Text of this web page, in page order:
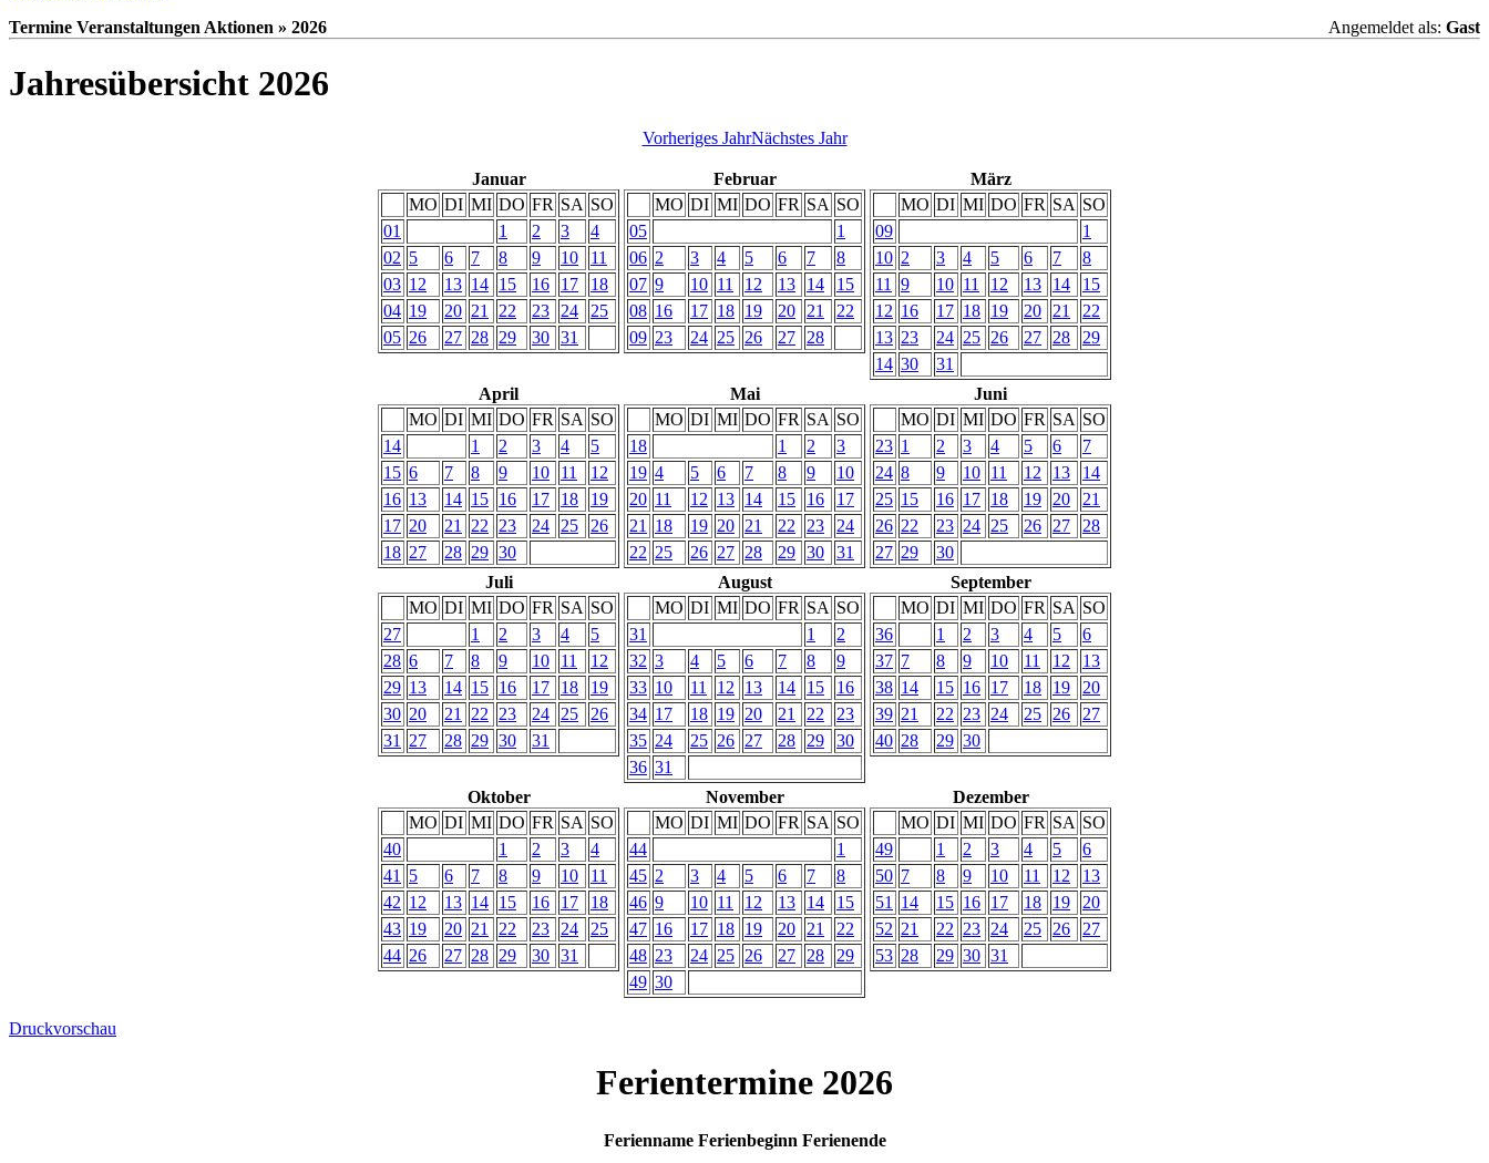
Termine Veranstaltungen Aktionen » 2026
Angemeldet als: Gast
Jahresübersicht 2026
Vorheriges JahrNächstes Jahr
Januar
MO DI MI DO FR SA SO
01
1 2 3
4
02 5 6 7 8 9 10
11
03 12 13 14 15 16 17
18
04 19 20 21 22 23 24
25
05 26 27 28 29 30 31
Februar
MO DI MI DO FR SA SO
05
1
06 2 3 4 5 6 7
8
07 9 10 11 12 13 14
15
08 16 17 18 19 20 21
22
09 23 24 25 26 27 28
März
MO DI MI DO FR SA SO
09
1
10 2 3 4 5 6 7
8
11
9 10 11 12 13 14
15
12 16 17 18 19 20 21
22
13 23 24 25 26 27 28
29
14 30
31
April
MO DI MI DO FR SA SO
14
1 2 3 4
5
15 6 7 8 9 10 11
12
16 13 14 15 16 17 18
19
17 20 21 22 23 24 25
26
18 27 28 29 30
Mai
MO DI MI DO FR SA SO
18
1 2
3
19 4 5 6 7 8 9
10
20 11 12 13 14 15 16
17
21
18 19 20 21 22 23
24
22 25 26 27 28 29 30 31
Juni
MO DI MI DO FR SA SO
23 1 2 3 4 5 6
7
24 8 9 10 11 12 13
14
25 15 16 17 18 19 20
21
26 22 23 24 25 26 27
28
27 29
30
Juli
MO DI MI DO FR SA SO
27
1 2 3 4
5
28 6 7 8 9 10 11
12
29 13 14 15 16 17 18
19
30 20 21 22 23 24 25
26
31
27 28 29 30 31
August
MO DI MI DO FR SA SO
31
1
2
32 3 4 5 6 7 8
9
33 10 11 12 13 14 15
16
34 17 18 19 20 21 22
23
35 24 25 26 27 28 29
30
36 31
September
MO DI MI DO FR SA SO
36
1 2 3 4 5
6
37 7 8 9 10 11 12
13
38 14 15 16 17 18 19
20
39 21 22 23 24 25 26
27
40 28 29 30
Oktober
MO DI MI DO FR SA SO
40
1 2 3
4
41
5 6 7 8 9 10
11
42 12 13 14 15 16 17
18
43 19 20 21 22 23 24
25
44 26 27 28 29 30 31
November
MO DI MI DO FR SA SO
44
1
45 2 3 4 5 6 7
8
46 9 10 11 12 13 14
15
47 16 17 18 19 20 21
22
48 23 24 25 26 27 28
29
49 30
Dezember
MO DI MI DO FR SA SO
49
1 2 3 4 5
6
50 7 8 9 10 11 12
13
51
14 15 16 17 18 19
20
52 21 22 23 24 25 26
27
53 28 29 30 31
Druckvorschau
Ferientermine 2026
Ferienname Ferienbeginn Ferienende